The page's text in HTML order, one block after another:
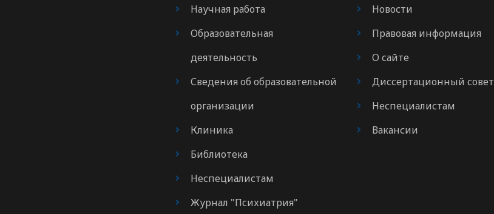
Научная работа
Образовательная
деятельность
Сведения об образовательной
организации
Клиника
Библиотека
Неспециалистам
Журнал "Психиатрия"
Новости
Правовая информация
О сайте
Диссертационный совет
Неспециалистам
Вакансии